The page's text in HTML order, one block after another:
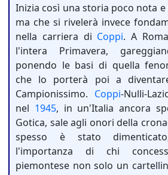
Inizia così una storia poco nota
ma che si rivelerà invece
nella carriera di Coppi. A
l'intera Primavera,
ponendo le basi di quella
che lo porterà poi a
Campionissimo. Coppi-Nulli-
nel 1945, in un'Italia ancora
Gotica, sale agli onori della
spesso è stato
l'importanza di chi
piemontese non solo un